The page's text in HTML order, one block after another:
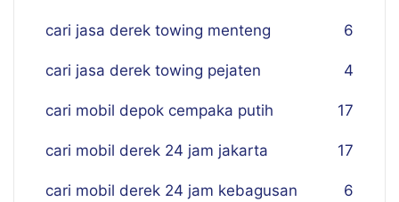
cari jasa derek towing menteng 6
cari jasa derek towing pejaten 4
cari mobil depok cempaka putih 17
cari mobil derek 24 jam jakarta 17
cari mobil derek 24 jam kebagusan 6